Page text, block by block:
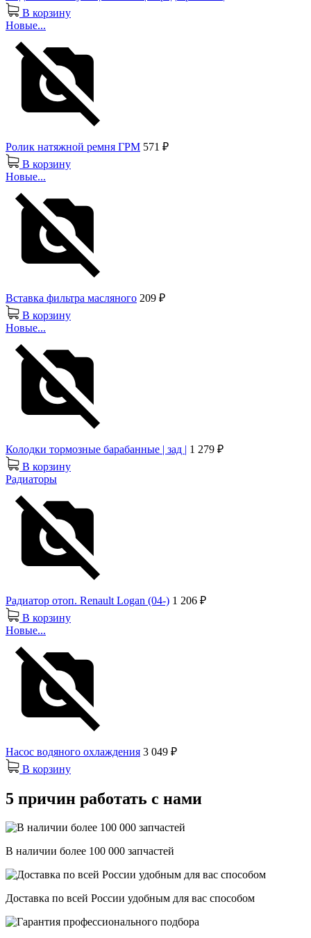
В корзину
Новые...
Ролик натяжной ремня ГРМ 571 ₽
В корзину
Новые...
Вставка фильтра масляного 209 ₽
В корзину
Новые...
Колодки тормозные барабанные | зад | 1 279 ₽
В корзину
Радиаторы
Радиатор отоп. Renault Logan (04-) 1 206 ₽
В корзину
Новые...
Насос водяного охлаждения 3 049 ₽
В корзину
5 причин работать с нами
В наличии более 100 000 запчастей
Доставка по всей России удобным для вас способом